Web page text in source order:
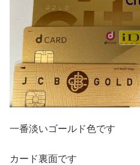
一番淡いゴールド色です
カード裏面です